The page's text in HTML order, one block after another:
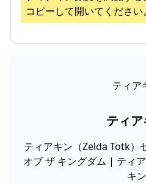
コピーして開いてください。
ティア
ティ
ティアキン（Zelda Totk）
オブ ザ キングダム | ティ
キン